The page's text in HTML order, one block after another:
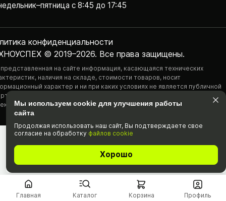
с 8:45 до 17:45
© 2019–2026. Все права защищены.
конфиденциаль­ности
на сайте информация, касающаяся технических
наличия на складе, стоимости товаров, носит
характер и ни при каких условиях не является публичной
определяемой положениями Статьи 437(2) Гражданского
РФ.
Главная Каталог Корзина Профиль
Мы используем cookie для улучшения работы
сайта
Продолжая использовать наш cайт, Вы подтвержда­ете свое
согласие на обработку файлов cookie
Хорошо